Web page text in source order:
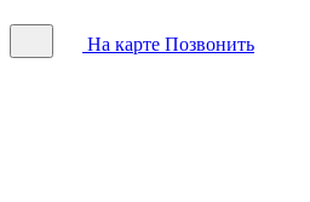
На карте Позвонить